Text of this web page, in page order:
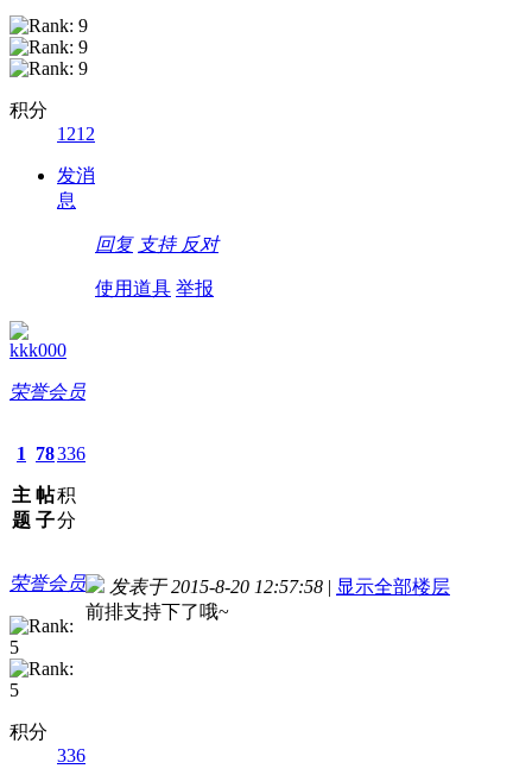
积分
1212
发消
息
回复 支持 反对
使用道具 举报
kkk000
荣誉会员
1
主
题
78
帖
子
336
积
分
荣誉会员
积分
336
发表于 2015-8-20 12:57:58 | 显示全部楼层
前排支持下了哦~